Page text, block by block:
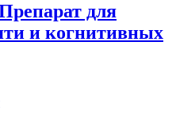
для
и когнитивных